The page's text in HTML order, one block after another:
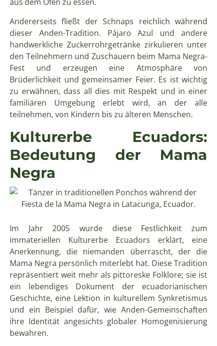
Andererseits fließt der Schnaps reichlich während
dieser Anden-Tradition. Pájaro Azul und andere
handwerkliche Zuckerrohrgetränke zirkulieren unter
den Teilnehmern und Zuschauern beim Mama Negra-
Fest und erzeugen eine Atmosphäre von
Brüderlichkeit und gemeinsamer Feier. Es ist wichtig
zu erwähnen, dass all dies mit Respekt und in einer
familiären Umgebung erlebt wird, an der alle
teilnehmen, von Kindern bis zu älteren Menschen.
Kulturerbe Ecuadors:
Bedeutung der Mama
Negra
Im Jahr 2005 wurde diese Festlichkeit zum
immateriellen Kulturerbe Ecuadors erklärt, eine
Anerkennung, die niemanden überrascht, der die
Mama Negra persönlich miterlebt hat. Diese Tradition
repräsentiert weit mehr als pittoreske Folklore; sie ist
ein lebendiges Dokument der ecuadorianischen
Geschichte, eine Lektion in kulturellem Synkretismus
und ein Beispiel dafür, wie Anden-Gemeinschaften
ihre Identität angesichts globaler Homogenisierung
bewahren.